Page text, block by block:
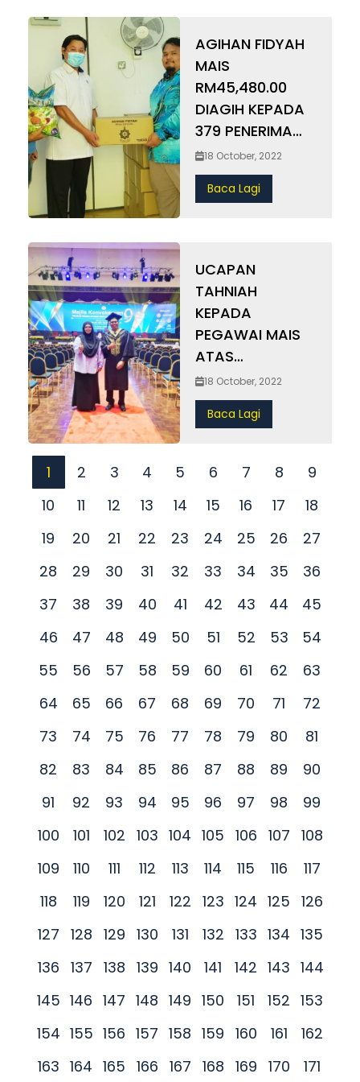
April 2023 – Duli Yang Maha Mulia&#8230; Berita
Penuh April 17, 2023
Peringkat
Daerah
AGIHAN FIDYAH
MAIS
RM45,480.00
DIAGIH KEPADA
379 PENERIMA
YANG LAYAK DI
DAERAH KLANG
18 October, 2022
Baca Lagi
UCAPAN
TAHNIAH
KEPADA
PEGAWAI MAIS
ATAS
PENERIMAAN
ANUGERAH
GRADUAN
INTEGRITI
18 October, 2022
Baca Lagi
1 2 3 4 5 6 7 8
9
10
11 12 13 14 15 16 17
18
19
20 21 22 23 24 25 26
27
28
29 30 31 32 33 34 35
36
37
38 39 40 41 42 43 44
45
46
47 48 49 50 51 52 53
54
55
56 57 58 59 60 61 62
63
64
65 66 67 68 69 70 71
72
73
74 75 76 77 78 79 80
81
82
83 84 85 86 87 88 89
90
91
92 93 94 95 96 97 98
99
100
101 102 103 104 105 106 107 108
109
110 111 112 113 114 115 116
117
118
119 120 121 122 123 124 125 126
127 128 129 130 131 132 133 134 135
136 137 138 139 140 141 142 143 144
145 146 147 148 149 150 151 152 153
154 155 156 157 158 159 160 161
162
163 164 165 166 167 168 169 170 171